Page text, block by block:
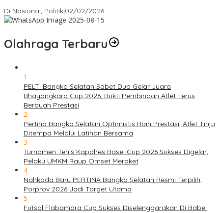
Di Nasional, Politik|02/02/2026
Olahraga Terbaru
1
PELTI Bangka Selatan Sabet Dua Gelar Juara
Bhayangkara Cup 2026, Bukti Pembinaan Atlet Terus
Berbuah Prestasi
2
Pertina Bangka Selatan Optimistis Raih Prestasi, Atlet Tinju
Ditempa Melalui Latihan Bersama
3
Turnamen Tenis Kapolres Basel Cup 2026 Sukses Digelar,
Pelaku UMKM Raup Omset Meroket
4
Nahkoda Baru PERTINA Bangka Selatan Resmi Terpilih,
Porprov 2026 Jadi Target Utama
5
Futsal Flabamora Cup Sukses Diselenggarakan Di Babel